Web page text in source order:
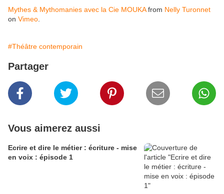
Mythes & Mythomanies avec la Cie MOUKAfrom Nelly Turonnet
on Vimeo
#Théâtre contemporain
Partager
Vous aimerez aussi
Ecrire et dire le métier : écriture - mise
en voix : épisode 1